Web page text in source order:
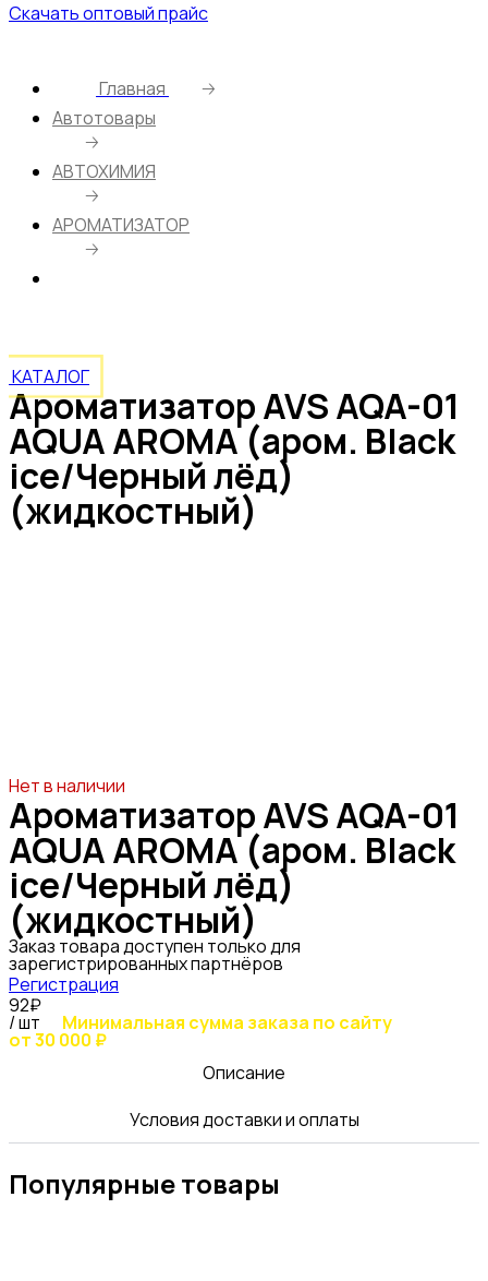
Скачать оптовый прайс
Главная
🡢
Автотовары
🡢
АВТОХИМИЯ
🡢
АРОМАТИЗАТОР
🡢
КАТАЛОГ
Ароматизатор AVS AQA-01
AQUA AROMA (аром. Black
ice/Черный лёд)
(жидкостный)
Нет в наличии
Ароматизатор AVS AQA-01
AQUA AROMA (аром. Black
ice/Черный лёд)
(жидкостный)
Заказ товара доступен только для
зарегистрированных партнёров
Регистрация
92₽
/ шт Минимальная сумма заказа по сайту
от 30 000 ₽
Описание
Условия доставки и оплаты
Популярные товары